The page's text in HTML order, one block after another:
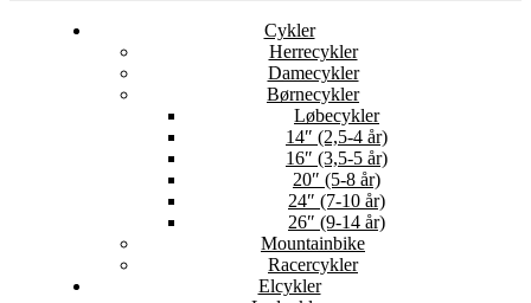
Cykler
Herrecykler
Damecykler
Børnecykler
Løbecykler
14″ (2,5-4 år)
16″ (3,5-5 år)
20″ (5-8 år)
24″ (7-10 år)
26″ (9-14 år)
Mountainbike
Racercykler
Elcykler